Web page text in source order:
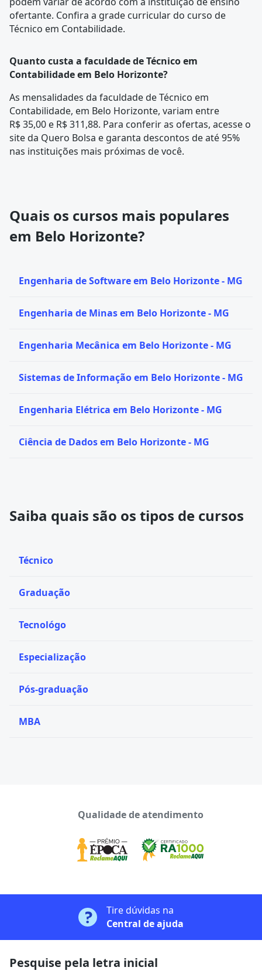
ofertante. Confira a grade curriculardo curso de
Técnico em Contabilidade.
Quanto custa a faculdade de Técnico em
Contabilidade em Belo Horizonte?
As mensalidades da faculdade de Técnico em
Contabilidade, em Belo Horizonte, variam entre
R$ 35,00 e R$ 311,88. Para conferir as ofertas, acesse o
site da Quero Bolsa e garanta descontos de até 95%
nas instituições mais próximas de você.
Quais os cursos mais populares
em Belo Horizonte?
Engenharia de Software em Belo Horizonte - MG
Engenharia de Minas em Belo Horizonte - MG
Engenharia Mecânica em Belo Horizonte - MG
Sistemas de Informação em Belo Horizonte - MG
Engenharia Elétrica em Belo Horizonte - MG
Ciência de Dados em Belo Horizonte - MG
Saiba quais são os tipos de cursos
Técnico
Graduação
Tecnológo
Especialização
Pós-graduação
MBA
Qualidade de atendimento
Tire dúvidas na
Central de ajuda
Pesquise pela letra inicial